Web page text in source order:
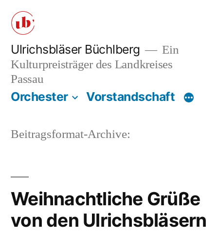
Zum
Inhalt
springen
Ulrichsbläser Büchlberg
Ein
Kulturpreisträger des Landkreises
Passau
Orchester Vorstandschaft
Beitragsformat-Archive:
Weihnachtliche Grüße
von den Ulrichsbläsern